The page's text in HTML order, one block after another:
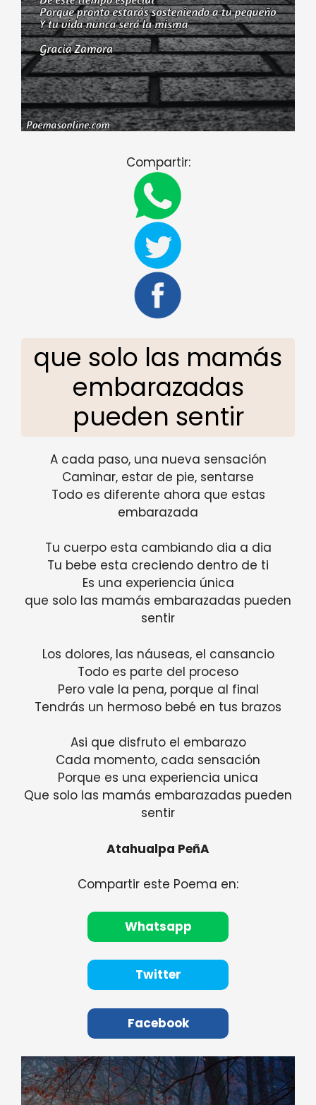
Compartir:
que solo las mamás
embarazadas
pueden sentir
A cada paso, una nueva sensación
Caminar, estar de pie, sentarse
Todo es diferente ahora que estas
embarazada
Tu cuerpo esta cambiando dia a dia
Tu bebe esta creciendo dentro de ti
Es una experiencia única
que solo las mamás embarazadas pueden
sentir
Los dolores, las náuseas, el cansancio
Todo es parte del proceso
Pero vale la pena, porque al final
Tendrás un hermoso bebé en tus brazos
Asi que disfruto el embarazo
Cada momento, cada sensación
Porque es una experiencia unica
Que solo las mamás embarazadas pueden
sentir
Atahualpa PeñA
Compartir este Poema en:
Whatsapp
Twitter
Facebook